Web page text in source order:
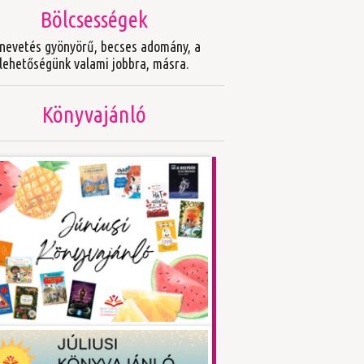
Bölcsességek
gyönyörű, becses adomány, a
lehetőségünk valami jobbra, másra.
Könyvajánló